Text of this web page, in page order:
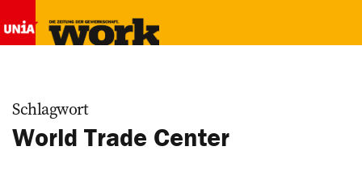
Schlagwort
World Trade Center